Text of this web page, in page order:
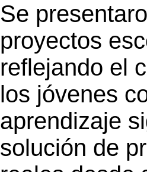
Se
proyectos
reflejando el
los jóvenes
aprendizaje
solución de